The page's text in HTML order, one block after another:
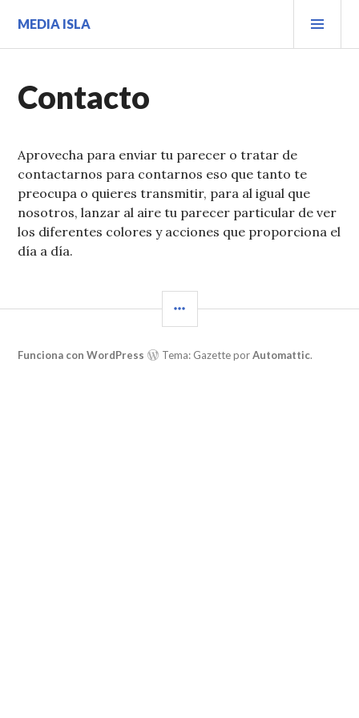
contenido.
MEDIA ISLA
Contacto
Aprovecha para enviar tu parecer o tratar de
contactarnos para contarnos eso que tanto te
preocupa o quieres transmitir, para al igual que
nosotros, lanzar al aire tu parecer particular de ver
los diferentes colores y acciones que proporciona el
día a día.
LATERAL
Funciona con WordPress Tema: Gazette porAutomattic.